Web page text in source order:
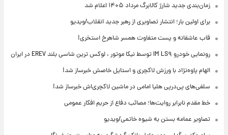
زمان‌بندی جدید شارژ کالابرگ مرداد ۱۴۰۵ اعلام شد
برای اولین بار؛ انتشار تصاویری از رهبر جدید انقلاب/ویدیو
قاب عاشقانه و پست متفاوت همسر شاهرخ استخری!
رونمایی خودرو IM LS۹ توسط نیکا موتور ، لوکس ترین شاسی بلند EREV در ایران
الهام پاوه‌نژاد با ورزش لاکچری و استایل خاصش خبرساز شد!
سلفی‌های پی‌درپی هلیا امامی در ماشین لاکچری‌اش خبرساز شد!
خط مقدم نابرابر روایت‌ها؛ مصائب دفاع از حریم افکار عمومی
تصاویر عمامه بستن به شیوه خاتمی/ویدیو